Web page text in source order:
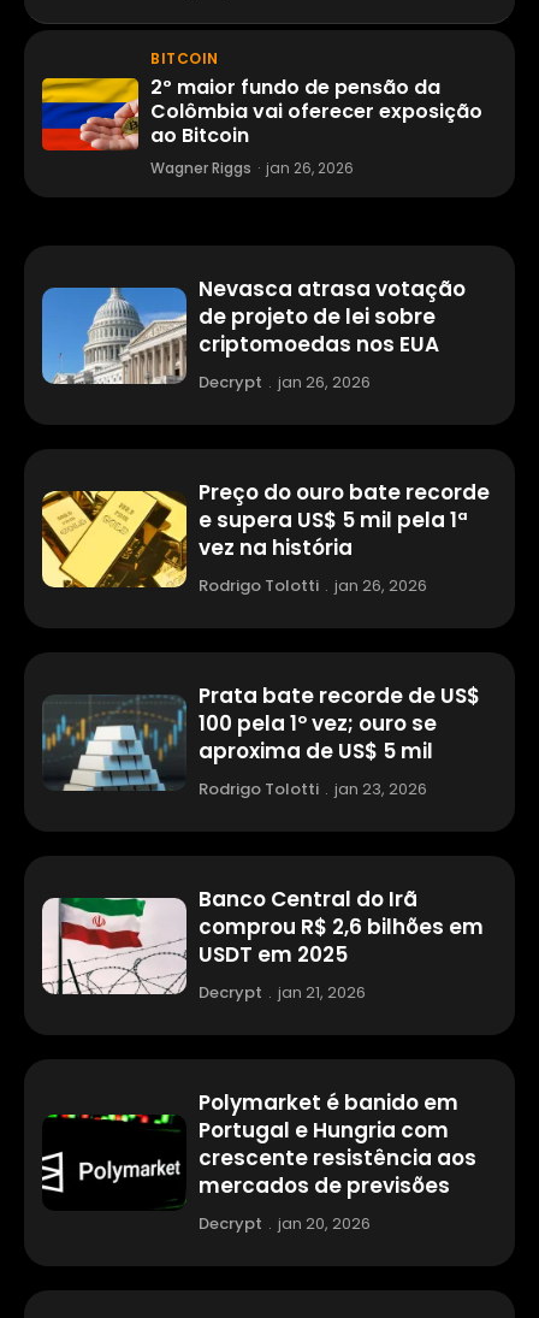
BITCOIN
2º maior fundo de pensão da
Colômbia vai oferecer exposição
ao Bitcoin
Wagner Riggs · jan 26, 2026
Nevasca atrasa votação
de projeto de lei sobre
criptomoedas nos EUA
Decrypt . jan 26, 2026
Preço do ouro bate recorde
e supera US$ 5 mil pela 1ª
vez na história
Rodrigo Tolotti . jan 26, 2026
Prata bate recorde de US$
100 pela 1º vez; ouro se
aproxima de US$ 5 mil
Rodrigo Tolotti . jan 23, 2026
Banco Central do Irã
comprou R$ 2,6 bilhões em
USDT em 2025
Decrypt . jan 21, 2026
Polymarket é banido em
Portugal e Hungria com
crescente resistência aos
mercados de previsões
Decrypt . jan 20, 2026